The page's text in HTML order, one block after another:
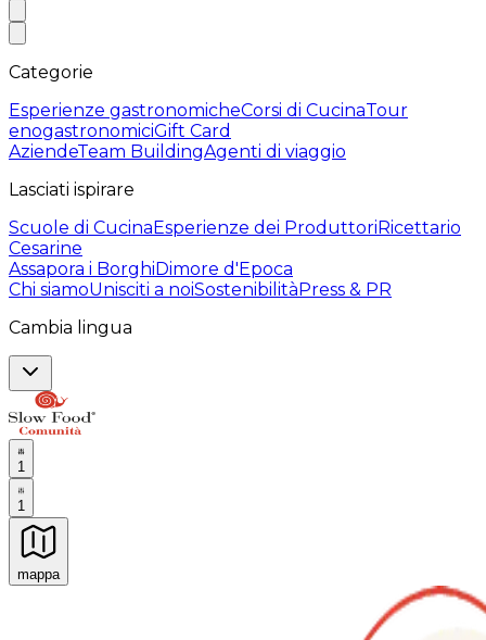
Categorie
Esperienze gastronomicheCorsi di CucinaTour
enogastronomiciGift Card
AziendeTeam BuildingAgenti di viaggio
Lasciati ispirare
Scuole di CucinaEsperienze dei ProduttoriRicettario
Cesarine
Assapora i BorghiDimore d'Epoca
Chi siamoUnisciti a noiSostenibilitàPress & PR
Cambia lingua
1
1
mappa
Esperienze culinarie indimenticabili: Esperienze